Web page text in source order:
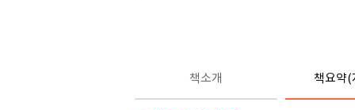
책소개 책요약(